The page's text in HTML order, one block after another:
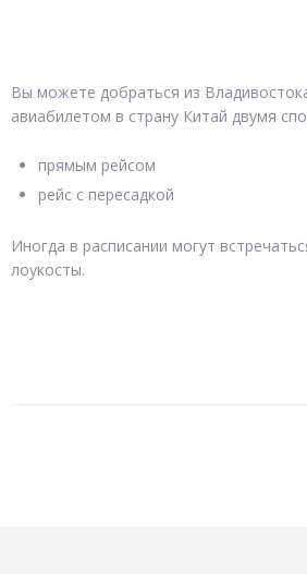
Вы можете добраться из
авиабилетом в страну Китай двумя
прямым рейсом
рейс с пересадкой
Иногда в расписании могут
лоукосты.